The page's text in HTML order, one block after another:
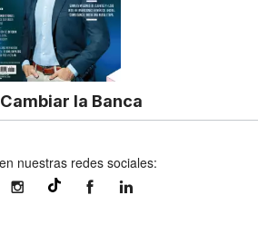
la Banca
nuestras redes sociales:
expansionmxexpansionmx ExpansionMex